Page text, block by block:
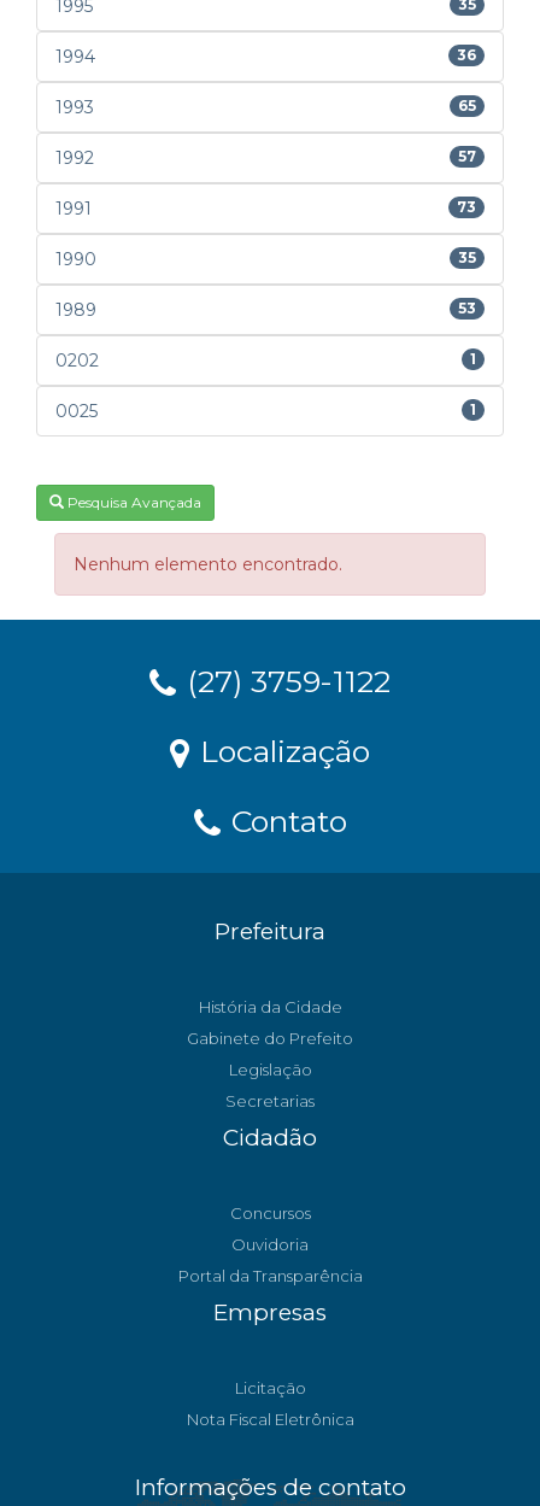
1995 35
1994 36
1993 65
1992 57
1991 73
1990 35
1989 53
0202 1
0025 1
Pesquisa Avançada
Nenhum elemento encontrado.
(27) 3759-1122
Localização
Contato
Prefeitura
História da Cidade
Gabinete do Prefeito
Legislação
Secretarias
Cidadão
Concursos
Ouvidoria
Portal da Transparência
Empresas
Licitação
Nota Fiscal Eletrônica
Informações de contato